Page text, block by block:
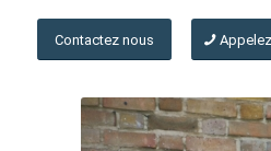
Contactez nous